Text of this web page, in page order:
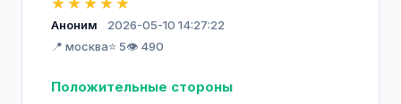
Аноним
2026-05-10 14:27:22
📍 москва⭐ 5👁️ 490
Положительные стороны